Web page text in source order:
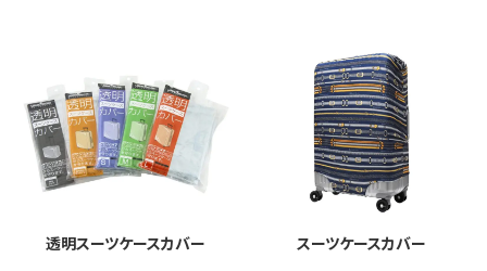
透明スーツケースカバー スーツケースカバー